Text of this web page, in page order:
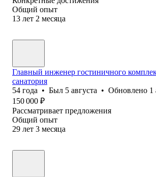
Общий опыт
13 лет 2 месяца
Главный инженер гостиничного
санатория
54 года • Был 5 августа • Обновлено 1
150 000 ₽
Рассматривает предложения
Общий опыт
29 лет 3 месяца